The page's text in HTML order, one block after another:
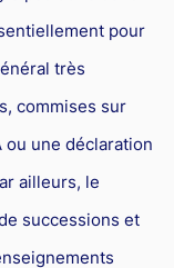
pour
très
commises sur
ou une déclaration
ailleurs, le
successions et